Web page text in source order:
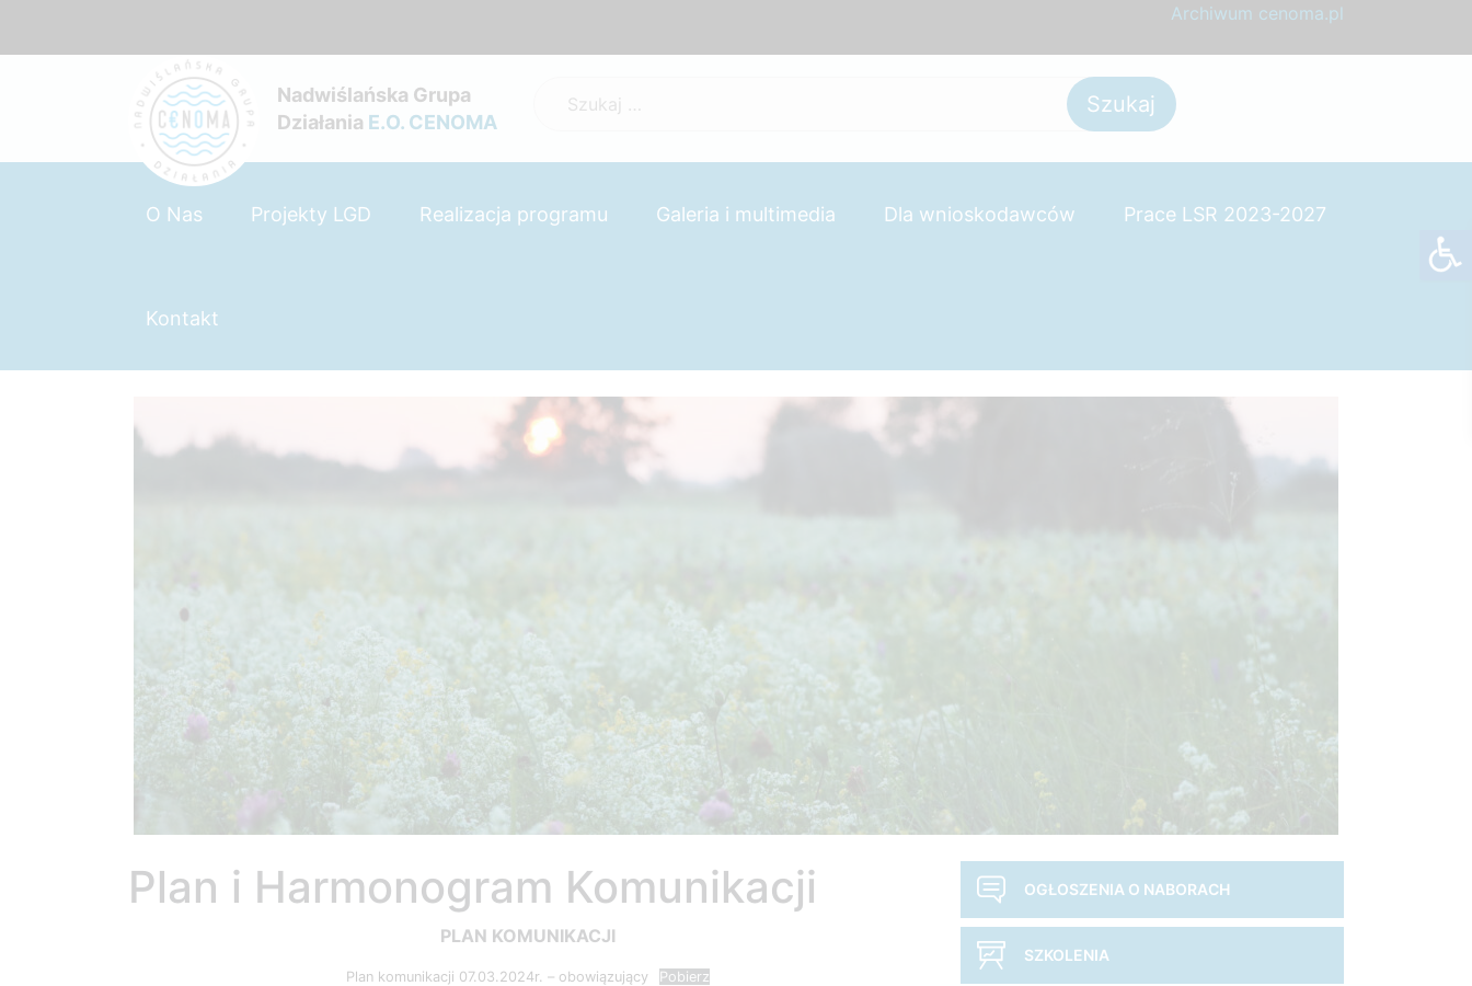
Archiwum cenoma.pl
Nadwiślańska Grupa
Działania E.O. CENOMA
O Nas Projekty LGD Realizacja programu Galeria i multimedia Dla wnioskodawców Prace LSR 2023-2027
Kontakt
Plan i Harmonogram Komunikacji
PLAN KOMUNIKACJI
Plan komunikacji 07.03.2024r. – obowiązujący
Pobierz
OGŁOSZENIA O NABORACH
SZKOLENIA